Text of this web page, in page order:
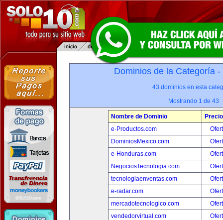
Dominios de la Categoría -
43 dominios en esta
Mostrando 1 de 43
Nombre de Dominio
Precio
e-Productos.com
DominiosMexico.com
e-Honduras.com
NegociosTecnologia.com
tecnologiaenventas.com
e-radar.com
mercadotecnologico.com
vendedorvirtual.com